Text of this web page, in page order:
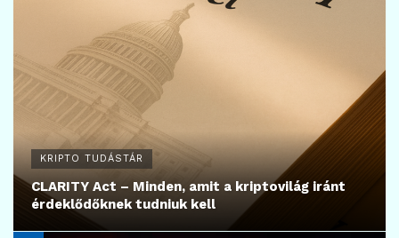
KRIPTO TUDÁSTÁR
CLARITY Act – Minden, amit a kriptovilág iránt
érdeklődőknek tudniuk kell